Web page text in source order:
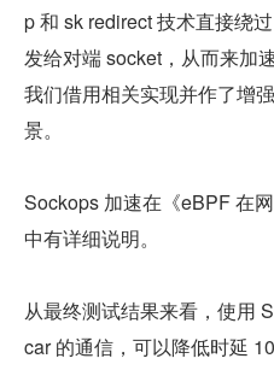
p 和 sk redirect 技术直接绕
发给对端 socket，从而来加
我们借用相关实现并作了增
景。
Sockops 加速在《eBPF 在
中有详细说明。
从最终测试结果来看，使用
car 的通信，可以降低时延